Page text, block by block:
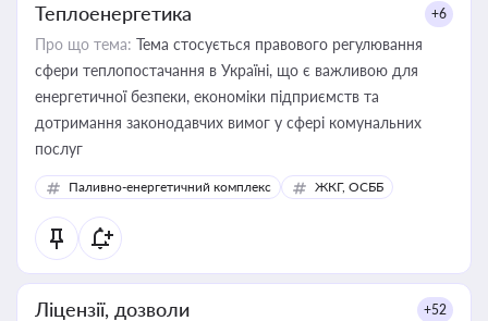
Теплоенергетика +6
Про що тема: Тема стосується правового регулювання
сфери теплопостачання в Україні, що є важливою для
енергетичної безпеки, економіки підприємств та
дотримання законодавчих вимог у сфері комунальних
послуг
Паливно-енергетичний комплекс ЖКГ, ОСББ
Ліцензії, дозволи +52